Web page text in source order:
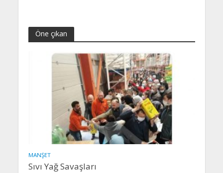
Öne çıkan
MANŞET
Sıvı Yağ Savaşları